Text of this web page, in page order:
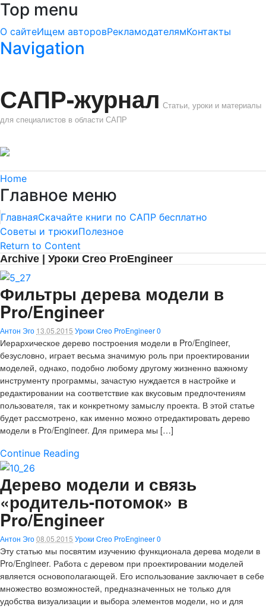
Top menu
О сайтеИщем авторовРекламодателямКонтакты
Navigation
САПР-журнал Статьи, уроки и материалы
для специалистов в области САПР
Home
Главное меню
ГлавнаяСкачайте книги по САПР бесплатно
Советы и трюкиПолезное
Return to Content
Archive | Уроки Creo ProEngineer
Фильтры дерева модели в
Pro/Engineer
Антон Эго 13.05.2015 Уроки Creo ProEngineer0
Иерархическое дерево построения модели в Pro/Engineer,
безусловно, играет весьма значимую роль при проектировании
моделей, однако, подобно любому другому жизненно важному
инструменту программы, зачастую нуждается в настройке и
редактировании на соответствие как вкусовым предпочтениям
пользователя, так и конкретному замыслу проекта. В этой статье
будет рассмотрено, как именно можно отредактировать дерево
модели в Pro/Engineer. Для примера мы […]
Continue Reading
Дерево модели и связь
«родитель-потомок» в
Pro/Engineer
Антон Эго08.05.2015 Уроки Creo ProEngineer0
Эту статью мы посвятим изучению функционала дерева модели в
Pro/Engineer. Работа с деревом при проектировании моделей
является основополагающей. Его использование заключает в себе
множество возможностей, предназначенных не только для
удобства визуализации и выбора элементов модели, но и для